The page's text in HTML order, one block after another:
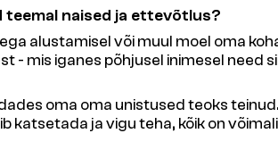
naised ja ettevõtlus?
alustamisel või muul moel oma
mis iganes põhjusel inimesel need
oma oma unistused teoks
ja vigu teha, kõik on